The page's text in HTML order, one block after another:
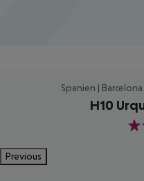
Spanien |
H10
4
Previous